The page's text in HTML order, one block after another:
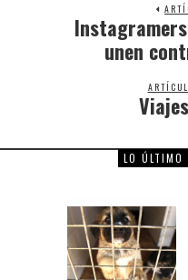
unen
LO ÚLTIMO